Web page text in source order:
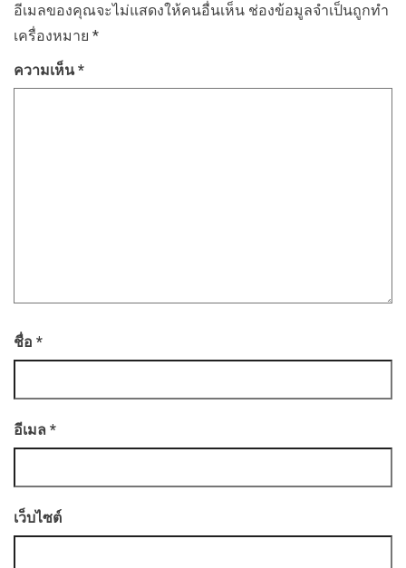
อีเมลของคุณจะไม่แสดงให้คนอื่นเห็น ช่องข้อมูลจำเป็นถูกทำ
เครื่องหมาย *
ความเห็น*
ชื่อ *
อีเมล *
เว็บไซต์